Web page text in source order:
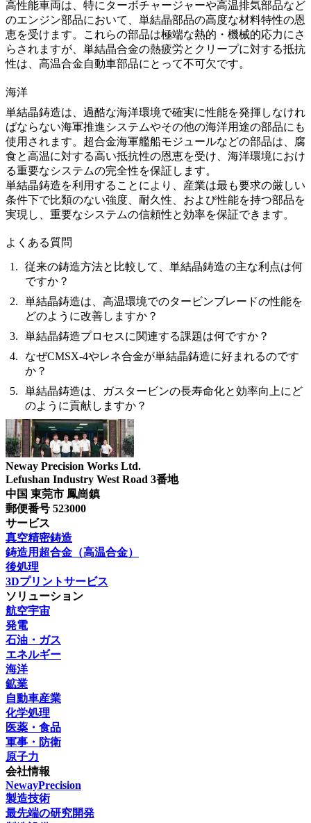
高性能車両は、特にターボチャージャーや高温排気部品など
のエンジン部品において、単結晶部品の高度な材料特性の恩
恵を受けます。これらの部品は極端な熱的・機械的応力にさ
らされますが、単結晶合金の熱疲労とクリープに対する抵抗
性は、 高温合金自動車部品にとって不可欠です。
海洋
単結晶鋳造は、過酷な海洋環境で確実に性能を発揮しなけれ
ばならない海軍推進システムやその他の海洋用途の部品にも
使用されます。 超合金海軍艦船モジュールなどの部品は、腐
食と高温に対する高い抵抗性の恩恵を受け、海洋環境におけ
る重要なシステムの完全性を保証します。
単結晶鋳造を利用することにより、産業は最も要求の厳しい
条件下で比類のない強度、耐久性、および性能を持つ部品を
実現し、重要なシステムの信頼性と効率を保証できます。
よくある質問
従来の鋳造方法と比較して、単結晶鋳造の主な利点は何
ですか？
単結晶鋳造は、高温環境でのタービンブレードの性能を
どのように改善しますか？
単結晶鋳造プロセスに関連する課題は何ですか？
なぜCMSX-4やレネ合金が単結晶鋳造に好まれるのです
か？
単結晶鋳造は、ガスタービンの長寿命化と効率向上にど
のように貢献しますか？
Neway Precision Works Ltd.
Lefushan Industry West Road 3番地
中国 東莞市 鳳崗鎮
郵便番号 523000
サービス
真空精密鋳造
鋳造用超合金（高温合金）
後処理
3Dプリントサービス
ソリューション
航空宇宙
発電
石油・ガス
エネルギー
海洋
鉱業
自動車産業
化学処理
医薬・食品
軍事・防衛
原子力
会社情報
NewayPrecision
製造技術
最先端の研究開発